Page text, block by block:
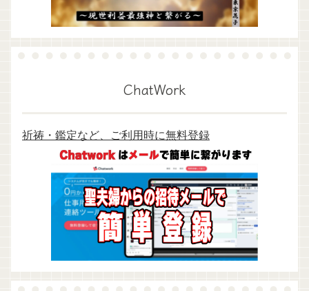
ChatWork
祈祷・鑑定など、ご利用時に無料登録